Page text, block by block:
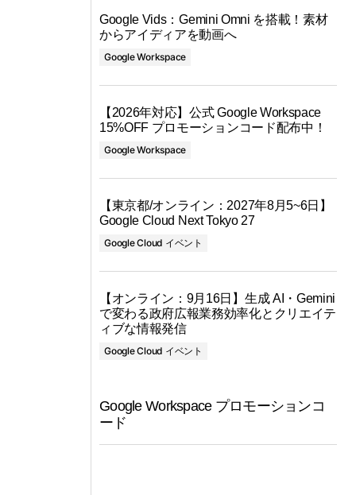
Google Vids：Gemini Omni を搭載！素材
からアイディアを動画へ
Google Workspace
【2026年対応】公式 Google Workspace
15%OFF プロモーションコード配布中！
Google Workspace
【東京都/オンライン：2027年8月5~6日】
Google Cloud Next Tokyo 27
Google Cloud イベント
【オンライン：9月16日】生成 AI・Gemini
で変わる政府広報業務効率化とクリエイテ
ィブな情報発信
Google Cloud イベント
Google Workspace プロモーションコ
ード